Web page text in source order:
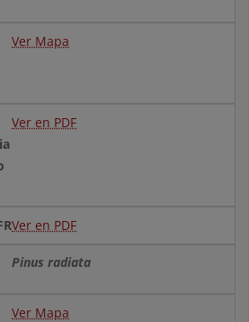
Ver Mapa
Ver en PDF
Ver en PDF
Pinus radiata
Ver Mapa